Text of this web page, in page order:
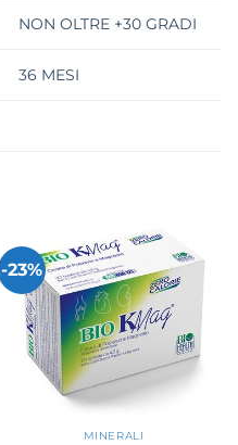
NON OLTRE +30 GRADI
36 MESI
-23%
MINERALI